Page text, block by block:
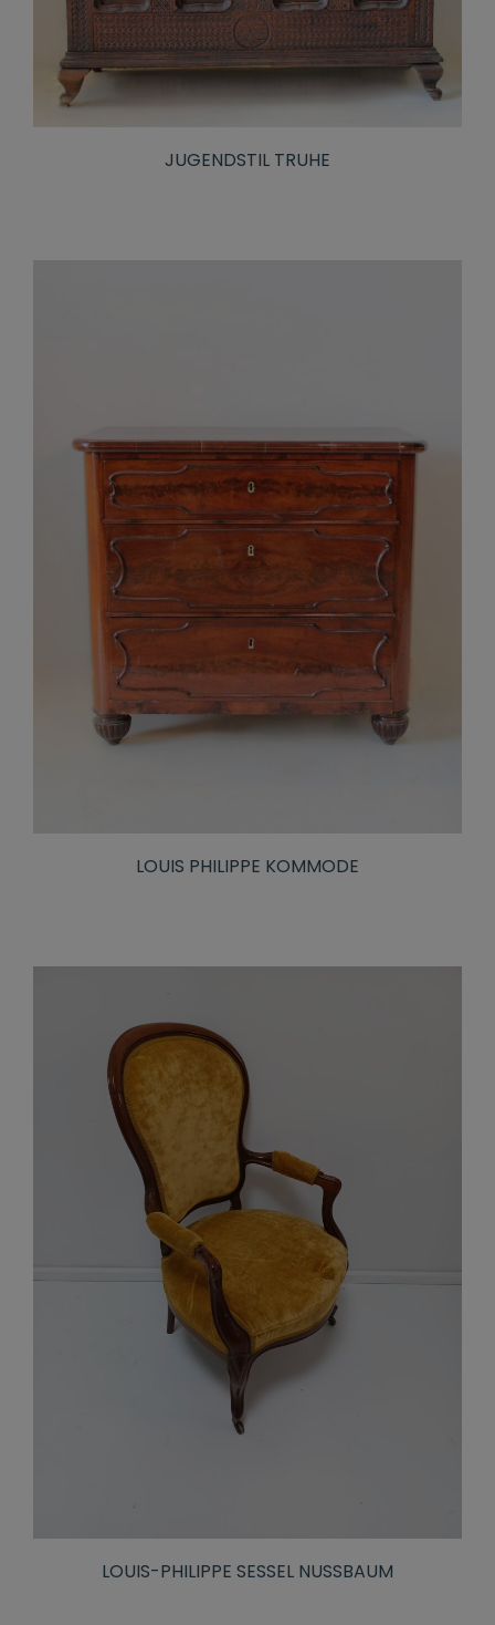
JUGENDSTIL TRUHE
LOUIS PHILIPPE KOMMODE
LOUIS-PHILIPPE SESSEL NUSSBAUM